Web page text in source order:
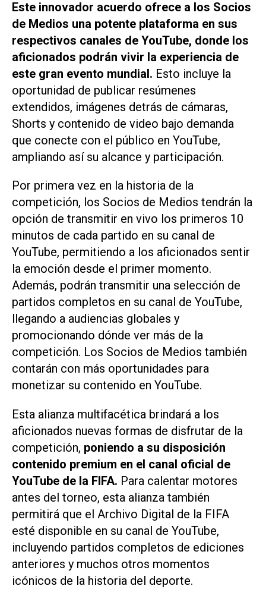
Este innovador acuerdo ofrece a los Socios
de Medios una potente plataforma en sus
respectivos canales de YouTube, donde los
aficionados podrán vivir la experiencia de
este gran evento mundial. Esto incluye la
oportunidad de publicar resúmenes
extendidos, imágenes detrás de cámaras,
Shorts y contenido de video bajo demanda
que conecte con el público en YouTube,
ampliando así su alcance y participación.
Por primera vez en la historia de la
competición, los Socios de Medios tendrán la
opción de transmitir en vivo los primeros 10
minutos de cada partido en su canal de
YouTube, permitiendo a los aficionados sentir
la emoción desde el primer momento.
Además, podrán transmitir una selección de
partidos completos en su canal de YouTube,
llegando a audiencias globales y
promocionando dónde ver más de la
competición. Los Socios de Medios también
contarán con más oportunidades para
monetizar su contenido en YouTube.
Esta alianza multifacética brindará a los
aficionados nuevas formas de disfrutar de la
competición, poniendo a su disposición
contenido premium en el canal oficial de
YouTube de la FIFA. Para calentar motores
antes del torneo, esta alianza también
permitirá que el Archivo Digital de la FIFA
esté disponible en su canal de YouTube,
incluyendo partidos completos de ediciones
anteriores y muchos otros momentos
icónicos de la historia del deporte.